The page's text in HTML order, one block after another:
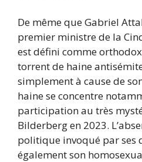
De même que Gabriel
premier ministre de la
est défini comme
torrent de haine
simplement à cause de
haine se concentre
participation au très
Bilderberg en 2023.
politique invoqué par ses
également son